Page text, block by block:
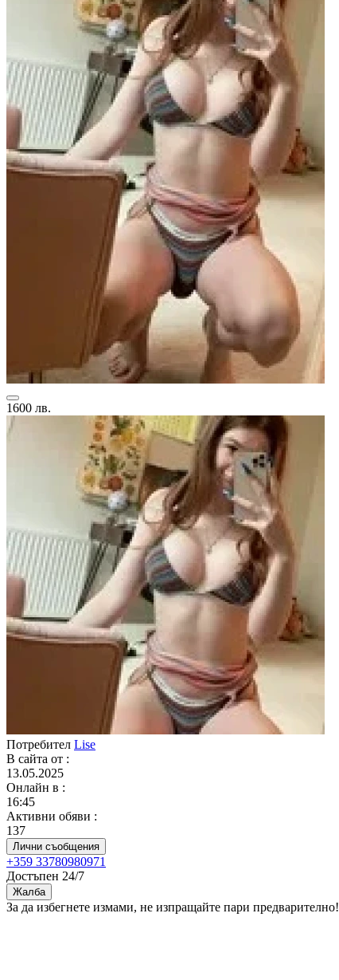
1600 лв.
Потребител Lise
В сайта от :
13.05.2025
Онлайн в :
16:45
Активни обяви :
137
Лични съобщения
+359 33780980971
Достъпен 24/7
Жалба
За да избегнете измами, не изпращайте пари предварително!